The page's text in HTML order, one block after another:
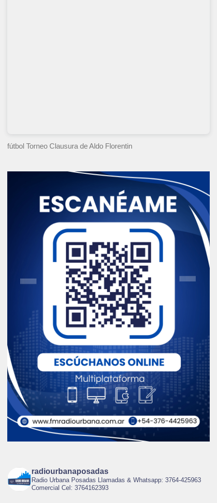
fútbol Torneo Clausura de Aldo Florentin
radiourbanaposadas
Radio Urbana Posadas Llamadas & Whatsapp: 3764-425963
Comercial Cel: 3764162393